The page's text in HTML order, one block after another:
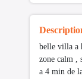
belle villa a
zone calm ,
a 4 min de